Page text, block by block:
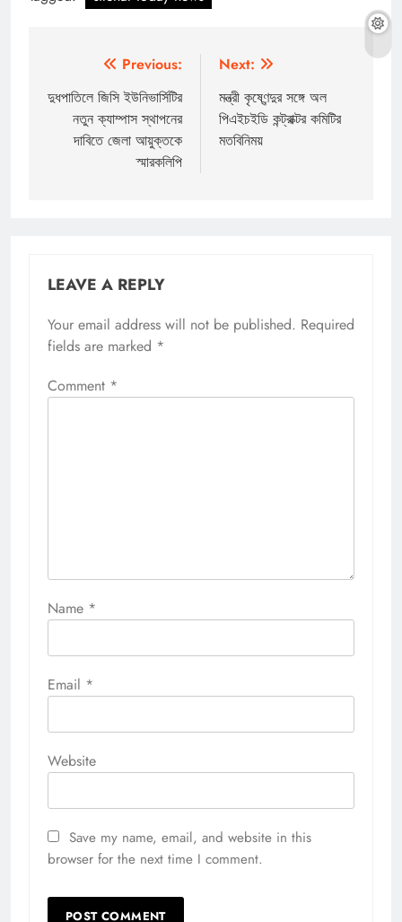
navigation
Previous:
দুধপাতিলে জিসি ইউনিভার্সিটির
নতুন ক্যাম্পাস স্থাপনের
দাবিতে জেলা আয়ুক্তকে
স্মারকলিপি
Next:
মন্ত্রী কৃষ্ণেন্দুর সঙ্গে অল
পিএইচইডি কন্ট্রাক্টর কমিটির
মতবিনিময়
LEAVE A REPLY
Your email address will not be published. Required
fields are marked *
Comment *
Name *
Email *
Website
Save my name, email, and website in this
browser for the next time I comment.